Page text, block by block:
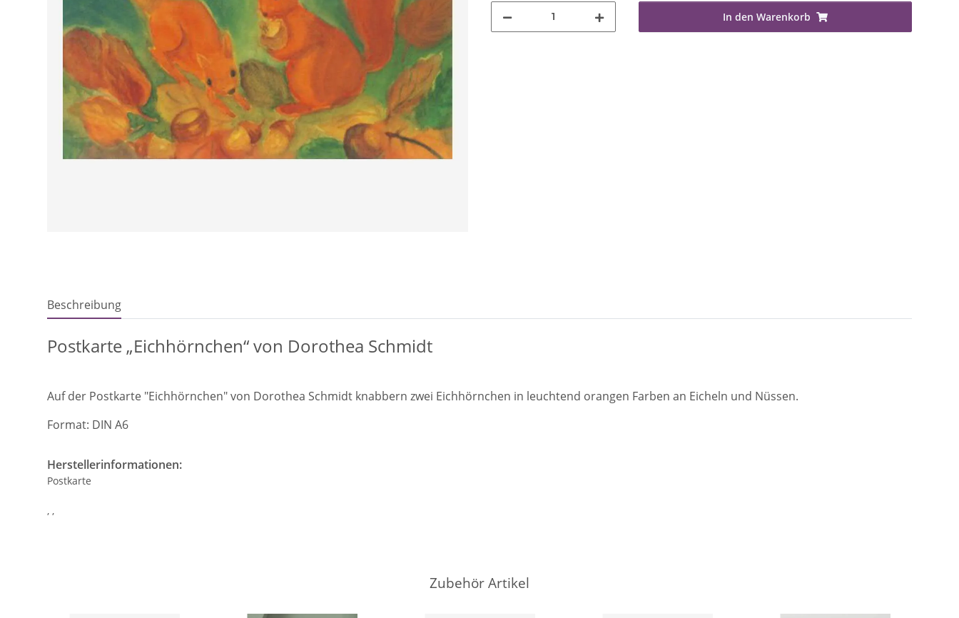
In den Warenkorb
Beschreibung
Postkarte „Eichhörnchen“ von Dorothea Schmidt
Auf der Postkarte "Eichhörnchen" von Dorothea Schmidt knabbern zwei Eichhörnchen in leuchtend orangen Farben an Eicheln und Nüssen.
Format: DIN A6
Herstellerinformationen:
Postkarte
, ,
Zubehör Artikel